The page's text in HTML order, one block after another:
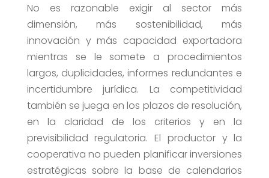
No es razonable exigir al sector más
dimensión, más sostenibilidad, más
innovación y más capacidad exportadora
mientras se le somete a procedimientos
largos, duplicidades, informes redundantes e
incertidumbre jurídica. La competitividad
también se juega en los plazos de resolución,
en la claridad de los criterios y en la
previsibilidad regulatoria. El productor y la
cooperativa no pueden planificar inversiones
estratégicas sobre la base de calendarios